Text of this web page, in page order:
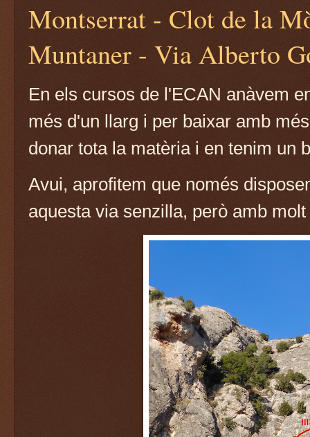
Montserrat - Clot de la
Muntaner - Via Alberto
En els cursos de l'ECAN anàvem
més d'un llarg i per baixar amb
donar tota la matèria i en tenim un
Avui, aprofitem que només
aquesta via senzilla, però amb